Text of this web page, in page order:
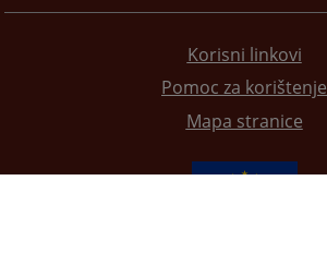
Korisni linkovi
Pomoc za korištenje
Mapa stranice